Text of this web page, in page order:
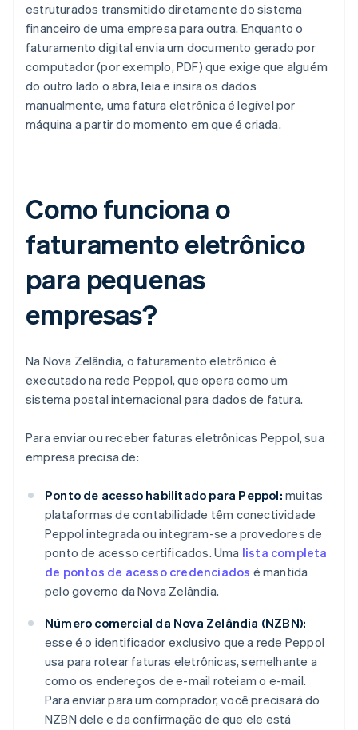
estruturados transmitido diretamente do sistema
financeiro de uma empresa para outra. Enquanto o
faturamento digital envia um documento gerado por
computador (por exemplo, PDF) que exige que alguém
do outro lado o abra, leia e insira os dados
manualmente, uma fatura eletrônica é legível por
máquina a partir do momento em que é criada.
Como funciona o
faturamento eletrônico
para pequenas
empresas?
Na Nova Zelândia, o faturamento eletrônico é
executado na rede Peppol, que opera como um
sistema postal internacional para dados de fatura.
Para enviar ou receber faturas eletrônicas Peppol, sua
empresa precisa de:
Ponto de acesso habilitado para Peppol: muitas
plataformas de contabilidade têm conectividade
Peppol integrada ou integram-se a provedores de
ponto de acesso certificados. Uma lista completa
de pontos de acesso credenciados é mantida
pelo governo da Nova Zelândia.
Número comercial da Nova Zelândia (NZBN):
esse é o identificador exclusivo que a rede Peppol
usa para rotear faturas eletrônicas, semelhante a
como os endereços de e-mail roteiam o e-mail.
Para enviar para um comprador, você precisará do
NZBN dele e da confirmação de que ele está